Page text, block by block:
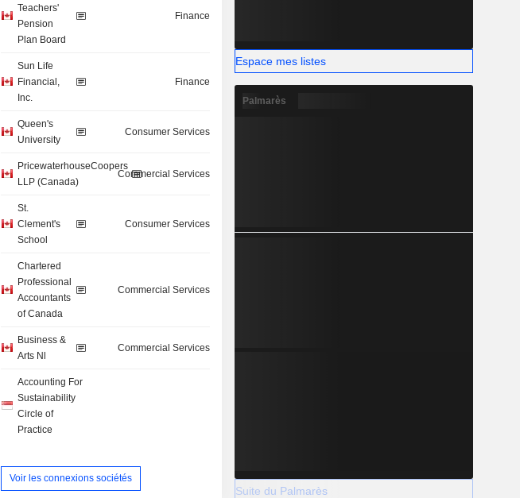
Teachers'
Pension
Plan Board
Finance
Sun Life
Financial,
Inc.
Finance
Queen's
University
Consumer Services
PricewaterhouseCoopers
LLP (Canada)
Commercial Services
St.
Clement's
School
Consumer Services
Chartered
Professional
Accountants
of Canada
Commercial Services
Business &
Arts Nl
Commercial Services
Accounting For
Sustainability
Circle of
Practice
Voir les connexions sociétés
Espace mes listes
Palmarès
Suite du Palmarès